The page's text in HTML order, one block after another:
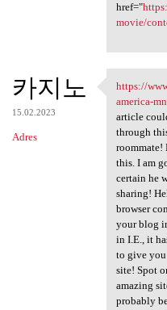
href="
movie/
카지노
15.02.2023
Adres
https://
https://
america-
article
through
roommate!
this. I am
certain he
sharing!
browser
your blog
in I.E., it
to give you
site! Spot
amazing
probably